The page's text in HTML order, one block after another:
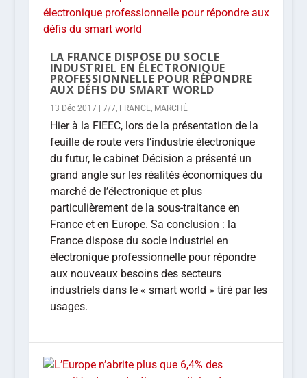
LA FRANCE DISPOSE DU SOCLE
INDUSTRIEL EN ÉLECTRONIQUE
PROFESSIONNELLE POUR RÉPONDRE
AUX DÉFIS DU SMART WORLD
13 Déc 2017| 7/7, FRANCE, MARCHÉ
Hier à la FIEEC, lors de la présentation de la
feuille de route vers l’industrie électronique
du futur, le cabinet Décision a présenté un
grand angle sur les réalités économiques du
marché de l’électronique et plus
particulièrement de la sous-traitance en
France et en Europe. Sa conclusion : la
France dispose du socle industriel en
électronique professionnelle pour répondre
aux nouveaux besoins des secteurs
industriels dans le « smart world » tiré par les
usages.